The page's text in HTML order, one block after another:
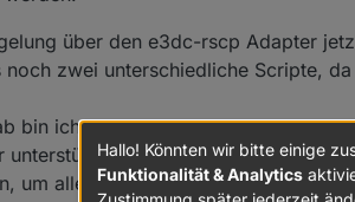
über den e3dc-rscp Adapter
zwei unterschiedliche Scripte,
bin ich noch am überlegen, da ich
unterstützen oder übernehmen. :-)
um alle nötigen Informationen zu
Hallo! Könnten wir bitte einige
Funktionalität & Analytics